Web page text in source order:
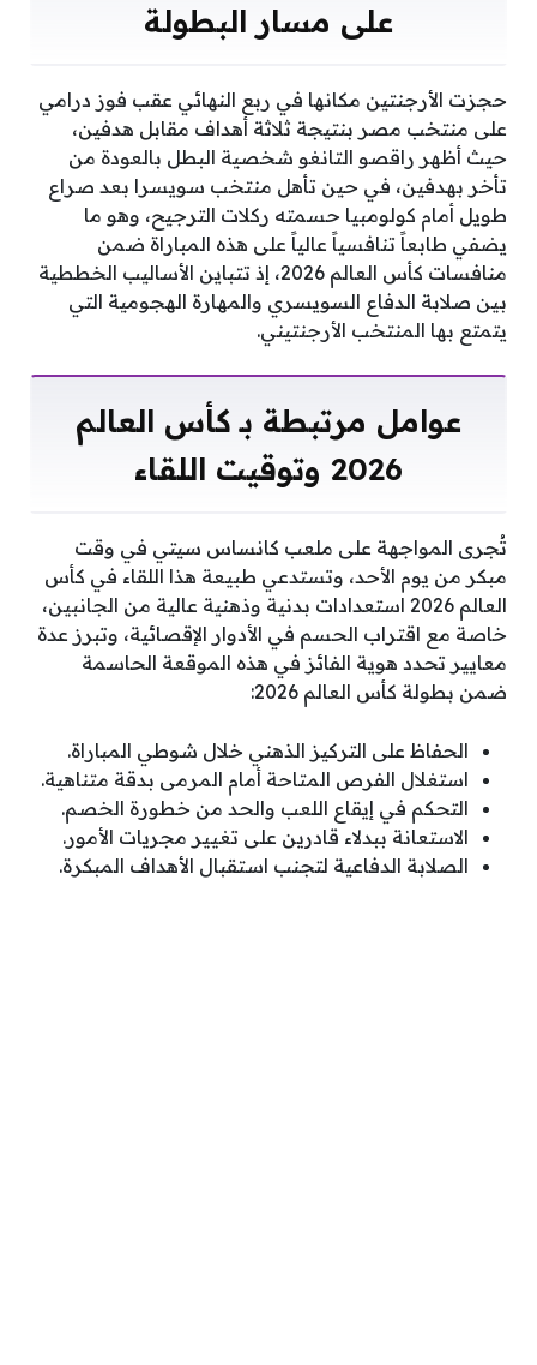
على مسار البطولة
حجزت الأرجنتين مكانها في ربع النهائي عقب فوز درامي
على منتخب مصر بنتيجة ثلاثة أهداف مقابل هدفين،
حيث أظهر راقصو التانغو شخصية البطل بالعودة من
تأخر بهدفين، في حين تأهل منتخب سويسرا بعد صراع
طويل أمام كولومبيا حسمته ركلات الترجيح، وهو ما
يضفي طابعاً تنافسياً عالياً على هذه المباراة ضمن
منافسات كأس العالم 2026، إذ تتباين الأساليب الخططية
بين صلابة الدفاع السويسري والمهارة الهجومية التي
يتمتع بها المنتخب الأرجنتيني.
عوامل مرتبطة بـ كأس العالم
2026 وتوقيت اللقاء
تُجرى المواجهة على ملعب كانساس سيتي في وقت
مبكر من يوم الأحد، وتستدعي طبيعة هذا اللقاء في كأس
العالم 2026 استعدادات بدنية وذهنية عالية من الجانبين،
خاصة مع اقتراب الحسم في الأدوار الإقصائية، وتبرز عدة
معايير تحدد هوية الفائز في هذه الموقعة الحاسمة
ضمن بطولة كأس العالم 2026:
الحفاظ على التركيز الذهني خلال شوطي المباراة.
استغلال الفرص المتاحة أمام المرمى بدقة متناهية.
التحكم في إيقاع اللعب والحد من خطورة الخصم.
الاستعانة ببدلاء قادرين على تغيير مجريات الأمور.
الصلابة الدفاعية لتجنب استقبال الأهداف المبكرة.